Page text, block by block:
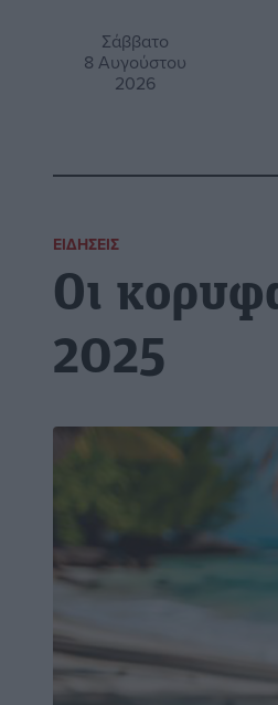
Σάββατο
8 Αυγούστου
2026
ΕΙΔΉΣΕΙΣ
Οι
2025